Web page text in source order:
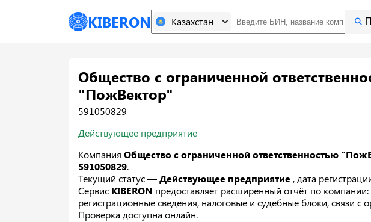
KIBERON Казахстан
Общество с ограниченной
"ПожВектор"
591050829
Действующее предприятие
Компания Общество с ограниченной ответственностью
591050829.
Текущий статус —Действующее предприятие , дата
Сервис KIBERON предоставляет расширенный отчёт по компании:
регистрационные сведения, налоговые и судебные блоки, связи с
Проверка доступна онлайн.